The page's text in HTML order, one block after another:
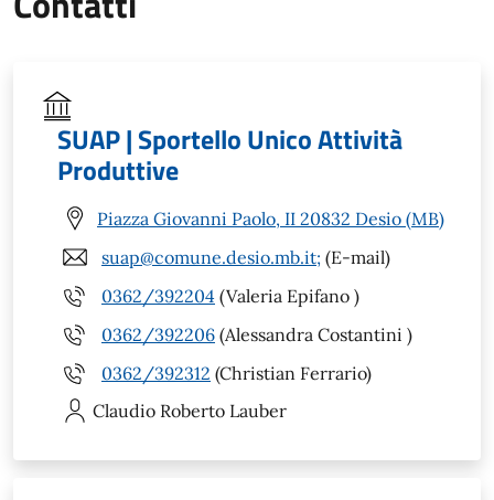
SUAP | Sportello Unico Attività
Produttive
Piazza Giovanni Paolo, II 20832 Desio (MB)
suap@comune.desio.mb.it; (E-mail)
0362/392204 (Valeria Epifano )
0362/392206 (Alessandra Costantini )
0362/392312 (Christian Ferrario)
Claudio Roberto Lauber